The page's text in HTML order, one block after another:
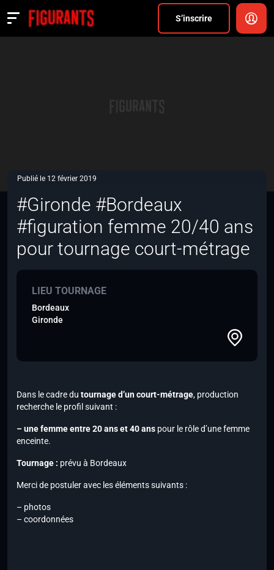
S’inscrire
Actualités
Publié le 12 février 2019
#Gironde #Bordeaux
#figuration femme 20/40 ans
pour tournage court-métrage
LIEU TOURNAGE
Bordeaux
Gironde
Dans le cadre du tournage d’un court-métrage, production
recherche le profil suivant :
– une femme entre 20 ans et 40 ans pour le rôle d’une femme
enceinte.
Tournage : prévu à Bordeaux
Merci de postuler avec les éléments suivants :
– photos
– coordonnées